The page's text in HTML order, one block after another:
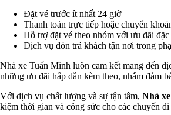
Đặt vé trước ít nhất 24 giờ
Thanh toán trực tiếp hoặc chuyển
Hỗ trợ đặt vé theo nhóm với ưu đãi đặc
Dịch vụ đón trả khách tận nơi trong
Nhà xe Tuấn Minh luôn cam kết mang đến
những ưu đãi hấp dẫn kèm theo, nhằm đảm
Với dịch vụ chất lượng và sự tận tâm, Nhà
kiệm thời gian và công sức cho các chuyến